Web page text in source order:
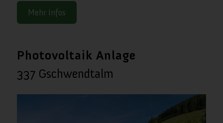
Mehr Infos
Photovoltaik Anlage
337 Gschwendtalm